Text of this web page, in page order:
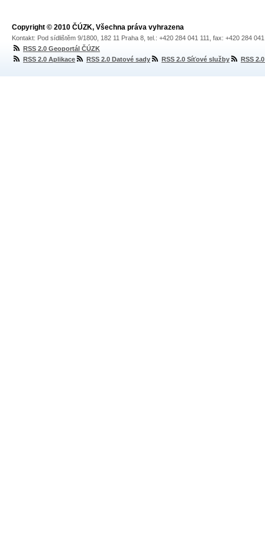
Copyright © 2010 ČÚZK, Všechna práva vyhrazena
Kontakt: Pod sídlištěm 9/1800, 182 11 Praha 8, tel.: +420 284 041 111, fax: +420 284
RSS 2.0 Geoportál ČÚZK
RSS 2.0 Aplikace
RSS 2.0 Datové sady RSS 2.0 Síťové služby RSS